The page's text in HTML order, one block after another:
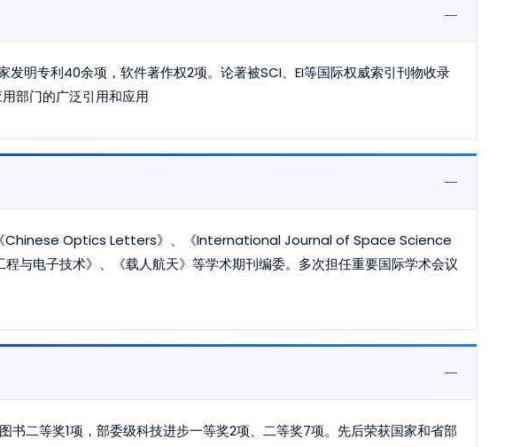
明专利40余项，软件著作权2项。论著被SCI、EI等国际权威索引刊物收录
部门的广泛引用和应用
Chinese Optics Letters》、《International Journal of Space Science
与电子技术》、《载人航天》等学术期刊编委。多次担任重要国际学术会议
书二等奖1项，部委级科技进步一等奖2项、二等奖7项。先后荣获国家和省部